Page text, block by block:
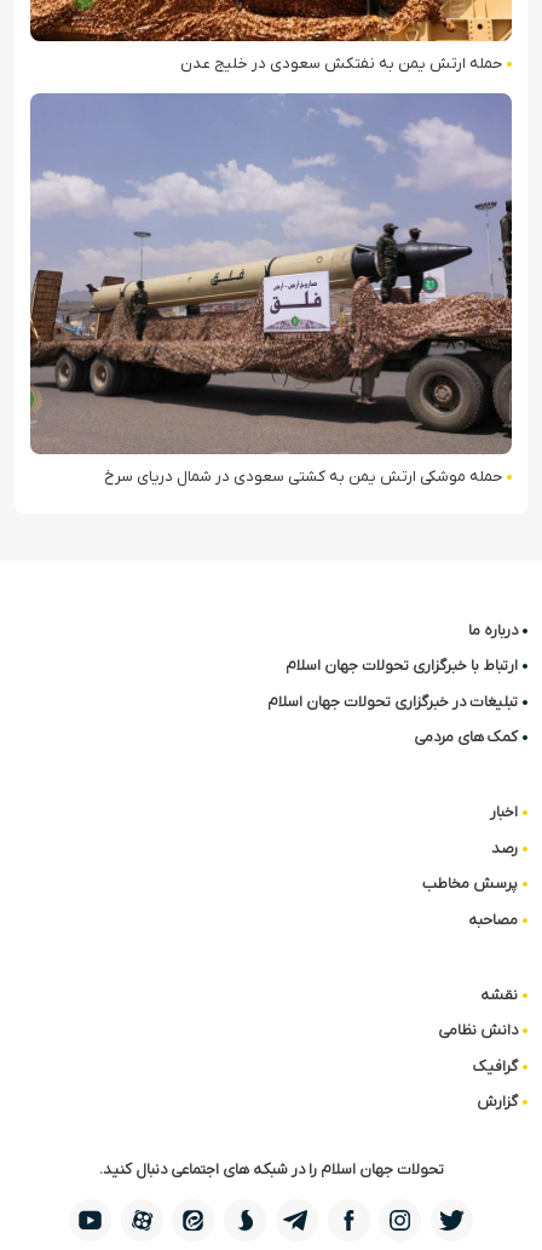
حمله ارتش یمن به نفتکش سعودی در خلیج عدن
حمله موشکی ارتش یمن به کشتی سعودی در شمال دریای سرخ
درباره ما
ارتباط با خبرگزاری تحولات جهان اسلام
تبلیغات در خبرگزاری تحولات جهان اسلام
کمک های مردمی
اخبار
رصد
پرسش مخاطب
مصاحبه
نقشه
دانش نظامی
گرافیک
گزارش
تحولات جهان اسلام را در شبکه های اجتماعی دنبال کنید.